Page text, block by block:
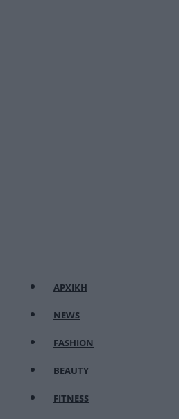
ΑΡΧΙΚΗ
NEWS
FASHION
BEAUTY
FITNESS